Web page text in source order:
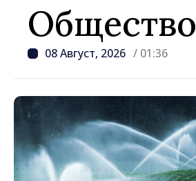
Общество
08 Август, 2026 / 01:36